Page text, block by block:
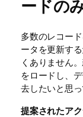
ードの
多数のレコー
ータを更新す
くありません
をロードし、
去したいと思っ
提案されたア